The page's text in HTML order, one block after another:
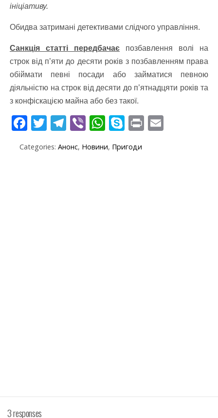
ініціативу.
Обидва затримані детективами слідчого управління.
Санкція статті передбачає позбавлення волі на
строк від п’яти до десяти років з позбавленням права
обіймати певні посади або займатися певною
діяльністю на строк від десяти до п’ятнадцяти років та
з конфіскацією майна або без такої.
F
e
T
itt
T
e
Vi
er
W
at
S
y
Pr
Categories: Анонс, Новини, Пригоди
3 responses